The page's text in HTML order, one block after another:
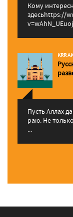
Кому
здесьhttps://
KRR
Пусть Аллах
раю. Не
...